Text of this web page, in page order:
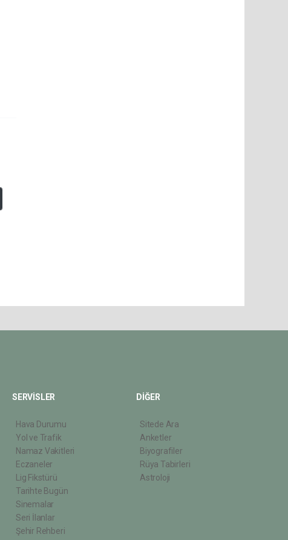
SERVİSLER
Hava Durumu
Yol ve Trafik
Namaz Vakitleri
Eczaneler
Lig Fikstürü
Tarihte Bugün
Sinemalar
Seri İlanlar
Şehir Rehberi
DİĞER
Sitede Ara
Anketler
Biyografiler
Rüya Tabirleri
Astroloji